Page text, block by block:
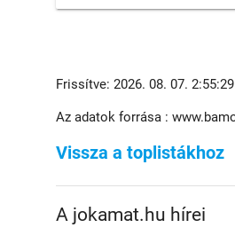
Frissítve: 2026. 08. 07. 2:55:29
Az adatok forrása :
Vissza a toplistákhoz
A jokamat.hu hírei